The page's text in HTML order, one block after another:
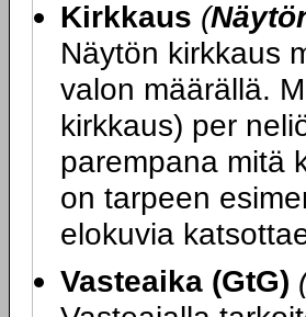
Kirkkaus (
Näytön kirkkaus
valon määrällä.
kirkkaus) per
parempana mitä
on tarpeen
elokuvia
Vasteaika (GtG)